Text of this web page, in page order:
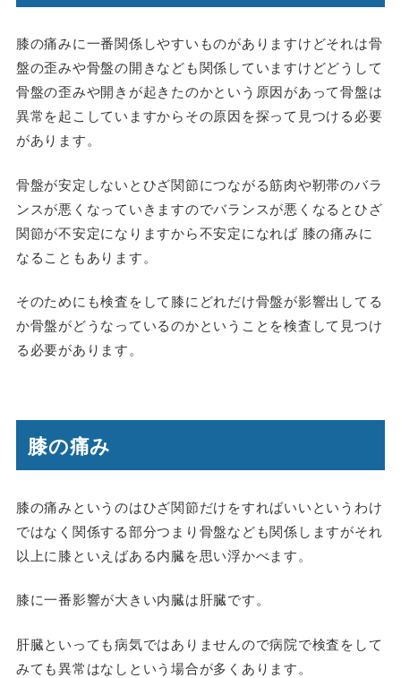
膝の痛みに一番関係しやすいものがありますけどそれは骨
盤の歪みや骨盤の開きなども関係していますけどどうして
骨盤の歪みや開きが起きたのかという原因があって骨盤は
異常を起こしていますからその原因を探って見つける必要
があります。
骨盤が安定しないとひざ関節につながる筋肉や靭帯のバラ
ンスが悪くなっていきますのでバランスが悪くなるとひざ
関節が不安定になりますから不安定になれば 膝の痛みに
なることもあります。
そのためにも検査をして膝にどれだけ骨盤が影響出してる
か骨盤がどうなっているのかということを検査して見つけ
る必要があります。
膝の痛み
膝の痛みというのはひざ関節だけをすればいいというわけ
ではなく関係する部分つまり骨盤なども関係しますがそれ
以上に膝といえばある内臓を思い浮かべます。
膝に一番影響が大きい内臓は肝臓です。
肝臓といっても病気ではありませんので病院で検査をして
みても異常はなしという場合が多くあります。